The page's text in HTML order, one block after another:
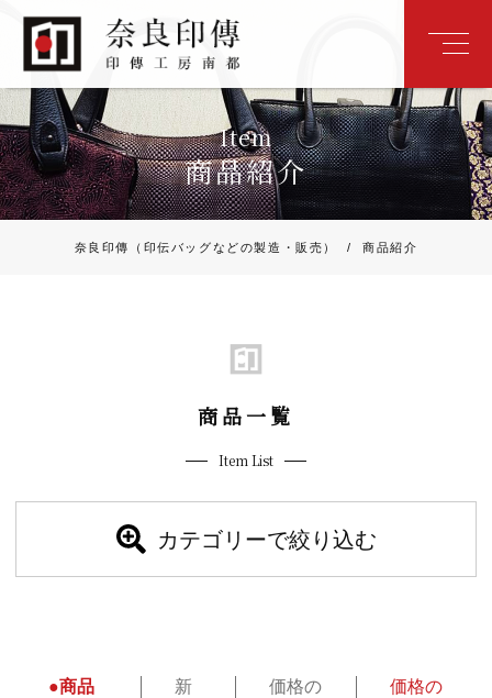
Item
商品紹介
奈良印傳（印伝バッグなどの製造・販売） / 商品紹介
商品一覧
Item List
カテゴリーで絞り込む
●商品
新
価格の
価格の